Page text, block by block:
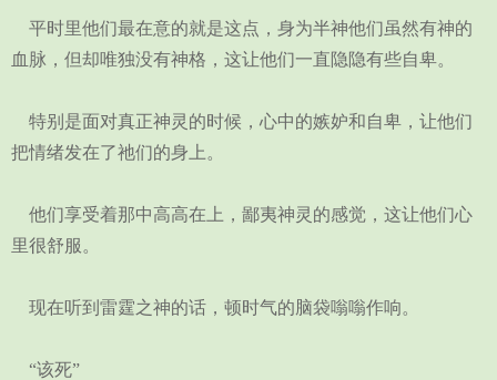
平时里他们最在意的就是这点，身为半神他们虽然有神的
血脉，但却唯独没有神格，这让他们一直隐隐有些自卑。
特别是面对真正神灵的时候，心中的嫉妒和自卑，让他们
把情绪发在了祂们的身上。
他们享受着那中高高在上，鄙夷神灵的感觉，这让他们心
里很舒服。
现在听到雷霆之神的话，顿时气的脑袋嗡嗡作响。
“该死”